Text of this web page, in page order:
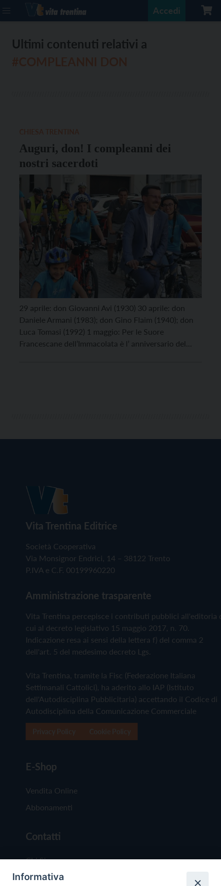
Accedi
Ultimi contenuti relativi a
Auguri, don! I compleanni dei
nostri sacerdoti
29 aprile: don Giovanni Avi (1930) 30 aprile: don
Daniele Armani (1983); don Gino Flaim (1940); don
Luca Tomasi (1992) 1 maggio: Per le Suore
Francescane dell’Immacolata è l’ anniversario del
Vita Trentina Editrice
Società Cooperativa
Via Monsignor Endrici, 14 – 38122 Trento
P.IVA e C.F. 00199960220
Amministrazione trasparente
Vita Trentina percepisce i contributi pubblici all'editoria
cui al decreto legislativo 15 maggio 2017, n. 70.
Indicazione resa ai sensi della lettera f) del comma 2
dell'art. 5 del medesimo decreto Lgs.
Vita Trentina, tramite la Fisc (Federazione Italiana
Settimanali Cattolici), ha aderito allo IAP (Istituto
dell'Autodisciplina Pubblicitaria) accettando il Codice di
Autodisciplina della Comunicazione Commerciale
E-Shop
Vendita Online
Abbonamenti
Contatti
Chi Siamo
Redazione
Informativa